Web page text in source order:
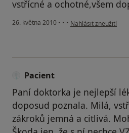
vstřícné a ochotné,všem
26. května 2010 • • • podle názoru
Nahlásit zneužití
Pacient
Paní doktorka je nejlepší
doposud poznala. Milá,
zákroků jemná a citlivá.